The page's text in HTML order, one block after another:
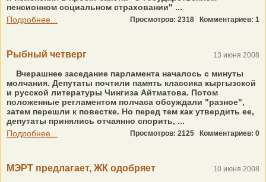
пенсионном социальном страховании" ...
Подробнее...
Просмотров: 2318 Комментариев: 1
Рыбный четверг 13 июня 2008
Вчерашнее заседание парламента началось с минуты
молчания. Депутаты почтили память классика кыргызской
и русской литературы Чингиза Айтматова. Потом
положенные регламентом полчаса обсуждали "разное",
затем перешли к повестке. Но перед тем как утвердить ее,
депутаты принялись отчаянно спорить, ...
Подробнее...
Просмотров: 2125 Комментариев: 0
МЭРТ предлагает, ЖК одобряет 10 июня 2008